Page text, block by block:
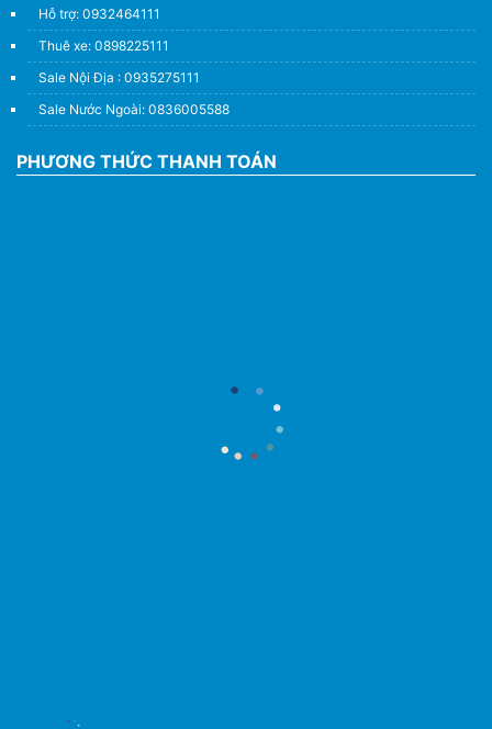
Hỗ trợ: 0932464111
Thuê xe: 0898225111
Sale Nội Địa : 0935275111
Sale Nước Ngoài: 0836005588
PHƯƠNG THỨC THANH TOÁN